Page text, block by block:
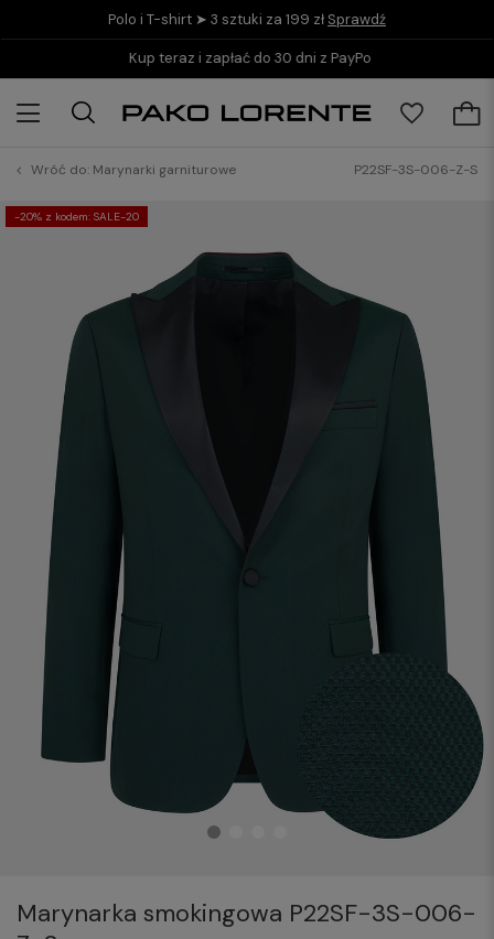
Polo i T-shirt ➤ 3 sztuki za 199 zł Sprawdź
Kup teraz i zapłać do 30 dni z PayPo
Wróć do: Marynarki garniturowe P22SF-3S-006-Z-S
-20% z kodem: SALE-20
Marynarka smokingowa P22SF-3S-006-